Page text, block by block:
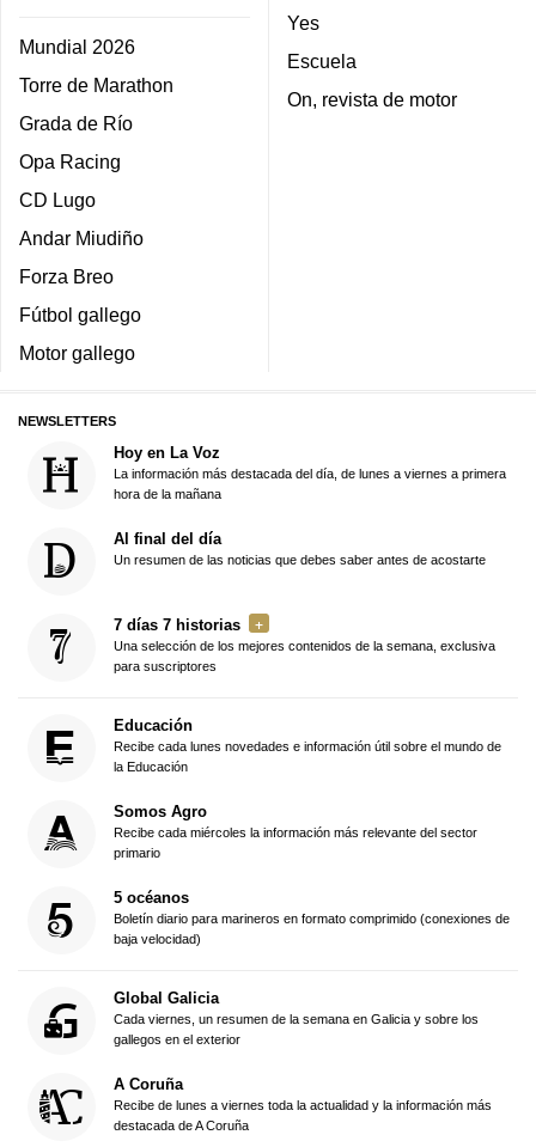
Mundial 2026
Torre de Marathon
Grada de Río
Opa Racing
CD Lugo
Andar Miudiño
Forza Breo
Fútbol gallego
Motor gallego
Yes
Escuela
On, revista de motor
NEWSLETTERS
Hoy en La Voz
La información más destacada del día, de lunes a viernes a primera
hora de la mañana
Al final del día
Un resumen de las noticias que debes saber antes de acostarte
7 días 7 historias
Una selección de los mejores contenidos de la semana, exclusiva
para suscriptores
Educación
Recibe cada lunes novedades e información útil sobre el mundo de
la Educación
Somos Agro
Recibe cada miércoles la información más relevante del sector
primario
5 océanos
Boletín diario para marineros en formato comprimido (conexiones de
baja velocidad)
Global Galicia
Cada viernes, un resumen de la semana en Galicia y sobre los
gallegos en el exterior
A Coruña
Recibe de lunes a viernes toda la actualidad y la información más
destacada de A Coruña